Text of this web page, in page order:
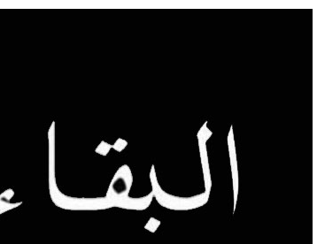
أمير الشرقية يطّلع على مشروع صندوق “الوقف
رسميا.. الكرواتي مارينو بوسيتش مديرا فنيًا لـ الأهلي
عقب تداول مقطع الإساءة.. اتخاذ الإجراءات